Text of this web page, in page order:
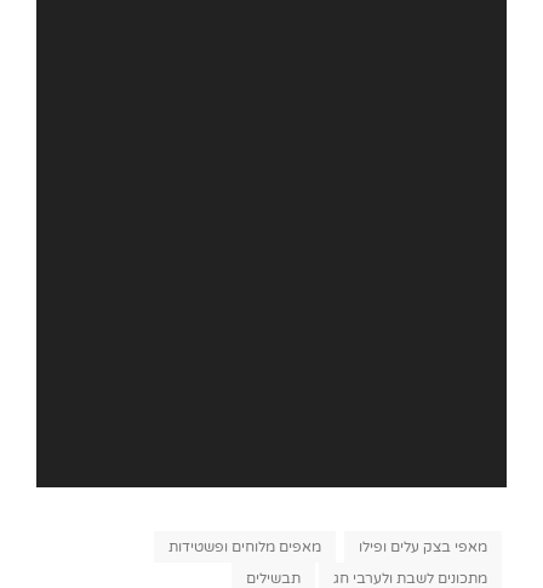
Categories
מאפי בצק עלים ופילו
מאפים מלוחים ופשטידות
מתכונים לשבת ולערבי חג
תבשילים